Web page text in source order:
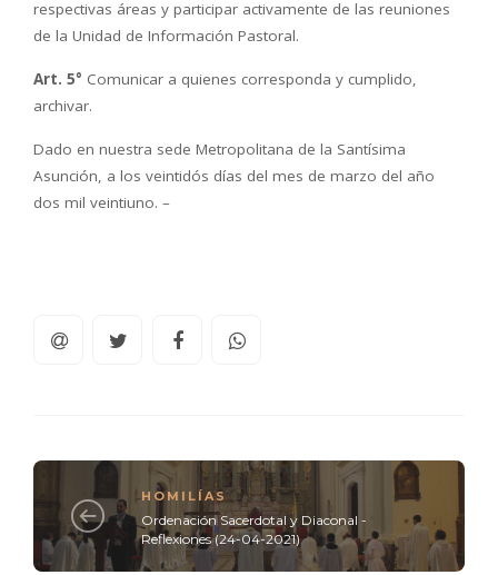
respectivas áreas y participar activamente de las reuniones
de la Unidad de Información Pastoral.
Art. 5° Comunicar a quienes corresponda y cumplido,
archivar.
Dado en nuestra sede Metropolitana de la Santísima
Asunción, a los veintidós días del mes de marzo del año
dos mil veintiuno. –
HOMILÍAS
Ordenación Sacerdotal y Diaconal -
Reflexiones (24-04-2021)